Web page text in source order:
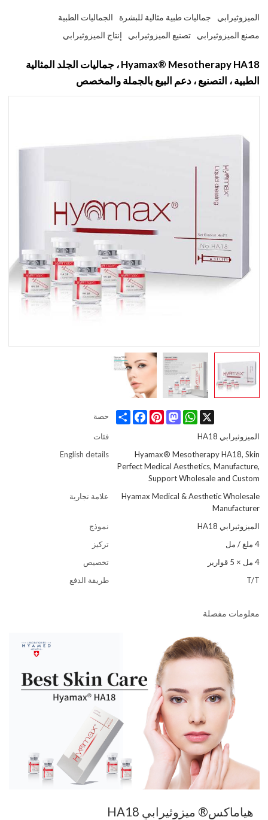
الميزوثيرابي جماليات طبية مثالية للبشرة
الجماليات الطبية
مصنع الميزوثيرابي
تصنيع الميزوثيرابي إنتاج الميزوثيرابي
Hyamax® Mesotherapy HA18 ، جماليات الجلد المثالية
الطبية ، التصنيع ، دعم البيع بالجملة والمخصص
حصة Share
FacebookPinterest
Mastodon
WhatsApp X
فئات
الميزوثيرابي HA18
English details
Hyamax® Mesotherapy HA18, Skin
Perfect Medical Aesthetics, Manufacture,
Support Wholesale and Custom
علامة تجارية
Hyamax Medical & Aesthetic Wholesale
Manufacturer
نموذج
الميزوثيرابي HA18
تركيز
4 ملغ / مل
تخصيص
4 مل × 5 قوارير
طريقة الدفع
T/T
معلومات مفصلة
هياماكس® ميزوثيرابي HA18